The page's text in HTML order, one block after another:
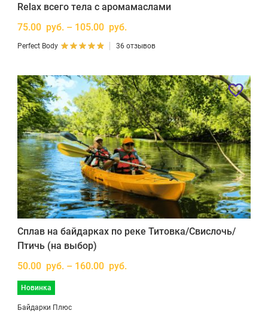
Relax всего тела с аромамаслами
75.00 руб. – 105.00 руб.
Perfect Body 36 отзывов
Сплав на байдарках по реке Титовка/Свислочь/
Птичь (на выбор)
50.00 руб. – 160.00 руб.
Новинка
Байдарки Плюс